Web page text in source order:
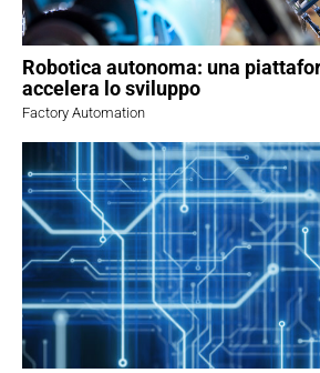
Robotica autonoma: una
accelera lo sviluppo
Factory Automation